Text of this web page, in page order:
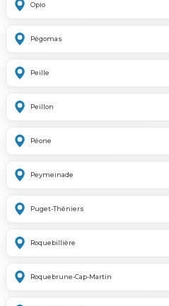
Opio
Pégomas
Peille
Peillon
Péone
Peymeinade
Puget-Théniers
Roquebillière
Roquebrune-Cap-Martin